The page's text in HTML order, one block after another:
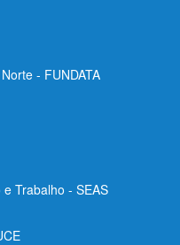
- FUNDATA
Trabalho - SEAS